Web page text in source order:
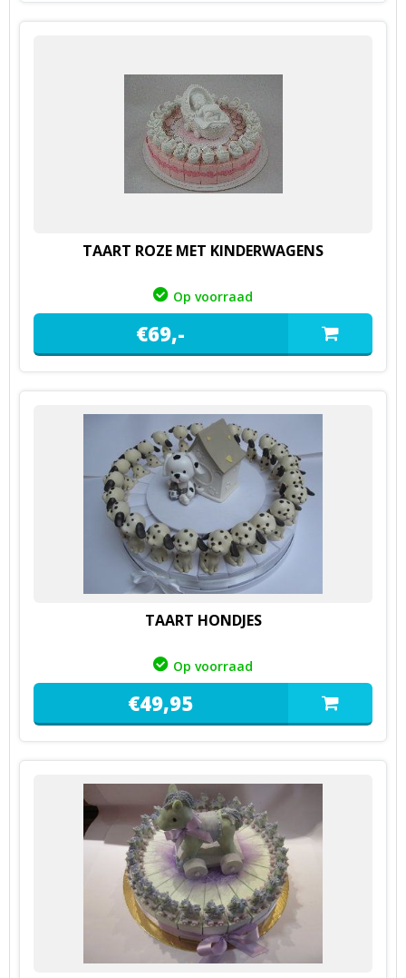
TAART ROZE MET KINDERWAGENS
Op voorraad
€69,-
TAART HONDJES
Op voorraad
€49,95